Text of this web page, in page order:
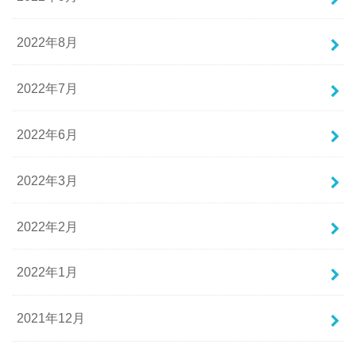
2022年8月
2022年7月
2022年6月
2022年3月
2022年2月
2022年1月
2021年12月